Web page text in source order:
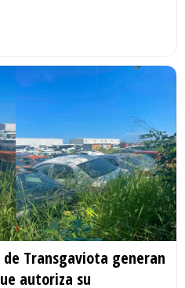
Transgaviota generan
autoriza su